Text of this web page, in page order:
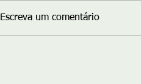
Escreva um comentário